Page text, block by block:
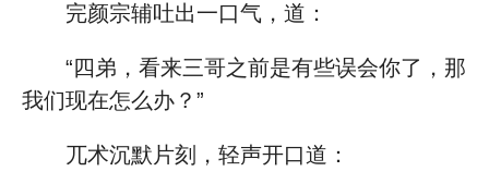
完颜宗辅吐出一口气，道：
“四弟，看来三哥之前是有些误会你了，那
我们现在怎么办？”
兀术沉默片刻，轻声开口道：